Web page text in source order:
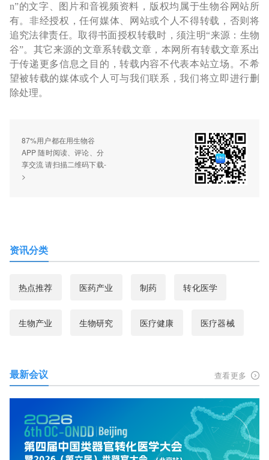
n”的文字、图片和音视频资料，版权均属于生物谷网站所
有。非经授权，任何媒体、网站或个人不得转载，否则将
追究法律责任。取得书面授权转载时，须注明“来源：生物
谷”。其它来源的文章系转载文章，本网所有转载文章系出
于传递更多信息之目的，转载内容不代表本站立场。不希
望被转载的媒体或个人可与我们联系，我们将立即进行删
除处理。
87%用户都在用生物谷
APP 随时阅读、评论、分
享交流 请扫描二维码下载-
>
资讯分类
热点推荐 医药产业 制药 转化医学
生物产业 生物研究 医疗健康 医疗器械
最新会议 查看更多